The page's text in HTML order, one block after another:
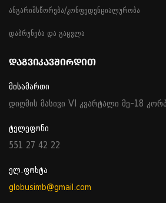
ანგარიშსწორება/კონფედენციალურობა
დაბრუნება და გაცვლა
ᲓᲐᲒᲕᲘᲙᲐᲕᲨᲘᲠᲓᲘᲗ
მისამართი
დიღმის მასივი VI კვარტალი მე-18
ტელეფონი
551 27 42 22
ელ.ფოსტა
globusimb@gmail.com